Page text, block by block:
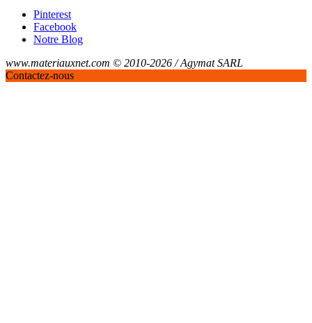
Pinterest
Facebook
Notre Blog
www.materiauxnet.com © 2010-2026 / Agymat SARL
Contactez-nous